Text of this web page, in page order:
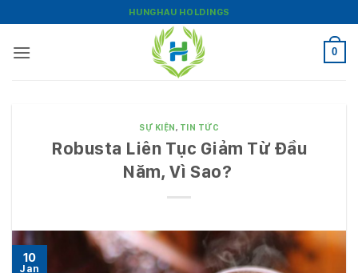
qua
nội
HUNGHAU HOLDINGS
0
SỰ KIỆN, TIN TỨC
Robusta Liên Tục Giảm Từ Đầu
Năm, Vì Sao?
10
Jan